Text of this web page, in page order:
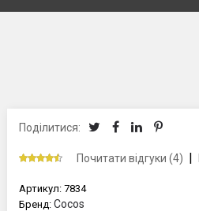
Поділитися:
Почитати відгуки (4) |
Артикул: 7834
Бренд: Cocos